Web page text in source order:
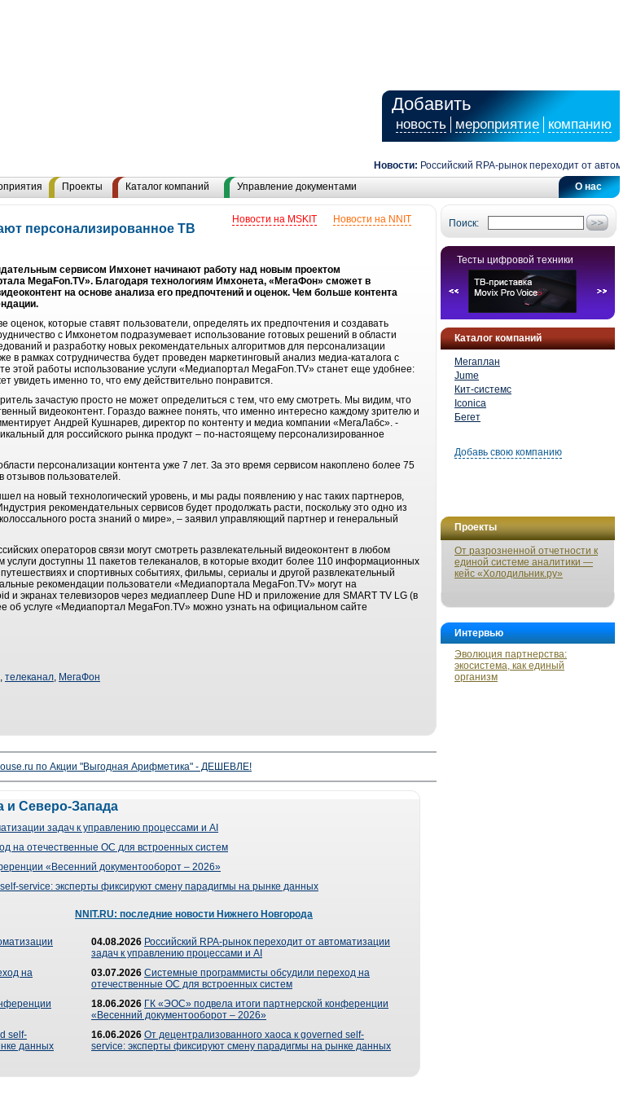
Добавить
новость мероприятие компанию
Новости: Российский RPA-рынок переходит от
О нас
Проекты Каталог компаний Управление документами
Поиск:
Тесты цифровой техники
Каталог компаний
Мегаплан
Jume
Кит-системс
Iconica
Бегет
Добавь свою компанию
Проекты
От разрозненной отчетности к
единой системе аналитики —
кейс «Холодильник.ру»
Интервью
Эволюция партнерства:
экосистема, как единый
организм
Новости на NNIT
Новости на MSKIT
персонализированное ТВ
сервисом Имхонет начинают работу над новым проектом
MegaFon.TV». Благодаря технологиям Имхонета, «МегаФон» сможет в
на основе анализа его предпочтений и оценок. Чем больше контента
которые ставят пользователи, определять их предпочтения и создавать
с Имхонетом подразумевает использование готовых решений в области
и разработку новых рекомендательных алгоритмов для персонализации
в рамках сотрудничества будет проведен маркетинговый анализ медиа-каталога с
этой работы использование услуги «Медиапортал MegaFon.TV» станет еще удобнее:
увидеть именно то, что ему действительно понравится.
зачастую просто не может определиться с тем, что ему смотреть. Мы видим, что
видеоконтент. Гораздо важнее понять, что именно интересно каждому зрителю и
Андрей Кушнарев, директор по контенту и медиа компании «МегаЛабс». -
для российского рынка продукт – по-настоящему персонализированное
персонализации контента уже 7 лет. За это время сервисом накоплено более 75
отзывов пользователей.
на новый технологический уровень, и мы рады появлению у нас таких партнеров,
рекомендательных сервисов будет продолжать расти, поскольку это одно из
роста знаний о мире», – заявил управляющий партнер и генеральный
операторов связи могут смотреть развлекательный видеоконтент в любом
доступны 11 пакетов телеканалов, в которые входит более 110 информационных
и спортивных событиях, фильмы, сериалы и другой развлекательный
рекомендации пользователи «Медиапортала MegaFon.TV» могут на
и экранах телевизоров через медиаплеер Dune HD и приложение для SMART TV LG (в
услуге «Медиапортал MegaFon.TV» можно узнать на официальном сайте
, телеканал, МегаФон
по Акции "Выгодная Арифметика" - ДЕШЕВЛЕ!
и Северо-Запада
задач к управлению процессами и AI
на отечественные ОС для встроенных систем
«Весенний документооборот – 2026»
service: эксперты фиксируют смену парадигмы на рынке данных
на
self-
данных
NNIT.RU: последние новости Нижнего Новгорода
04.08.2026 Российский RPA-рынок переходит от автоматизации
задач к управлению процессами и AI
03.07.2026 Системные программисты обсудили переход на
отечественные ОС для встроенных систем
18.06.2026 ГК «ЭОС» подвела итоги партнерской конференции
«Весенний документооборот – 2026»
16.06.2026 От децентрализованного хаоса к governed self-
service: эксперты фиксируют смену парадигмы на рынке данных